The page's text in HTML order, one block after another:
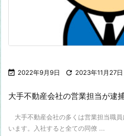
 2022年9月9日  2023年11月27日
大手不動産会社の営業担当が逮
大手不動産会社の多くは営業担当職
います。入社すると全ての同僚 ...